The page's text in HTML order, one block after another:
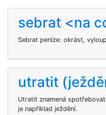
sebrat <na
Sebrat peníze: okrást,
utratit
Utratit znamená
je například ježdění.